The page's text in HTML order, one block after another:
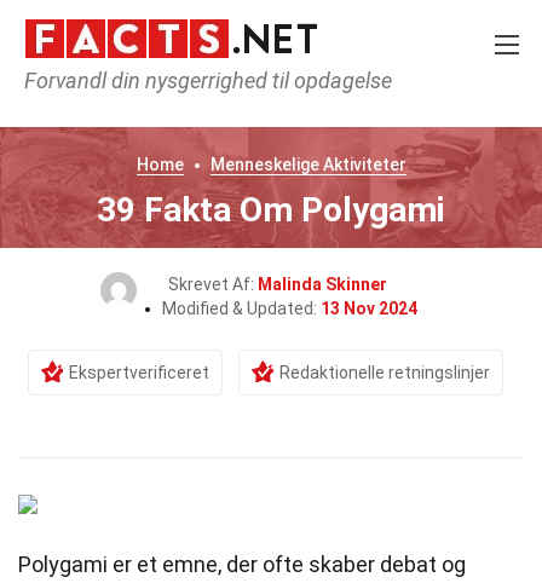
Forvandl din nysgerrighed til opdagelse
Home Menneskelige Aktiviteter
39 Fakta Om Polygami
Skrevet Af: Malinda Skinner
Modified & Updated: 13 Nov 2024
Ekspertverificeret Redaktionelle retningslinjer
Polygami er et emne, der ofte skaber debat og